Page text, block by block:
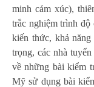
minh cảm xúc),
trắc nghiệm trình
kiến thức, khả
trọng, các nhà
về những bài kiểm
Mỹ sử dụng bài